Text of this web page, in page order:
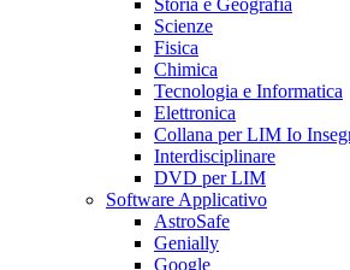
Scienze
Fisica
Chimica
Tecnologia e Informatica
Elettronica
Collana per LIM Io
Interdisciplinare
DVD per LIM
Software Applicativo
AstroSafe
Genially
Google